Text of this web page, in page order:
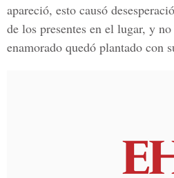
apareció, esto causó
de los presentes en el lugar, y
enamorado quedó plantado con